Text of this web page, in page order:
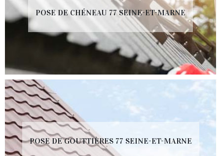
POSE DE CHÉNEAU 77 SEINE-ET-MARNE
POSE DE GOUTTIÈRES 77 SEINE-ET-MARNE